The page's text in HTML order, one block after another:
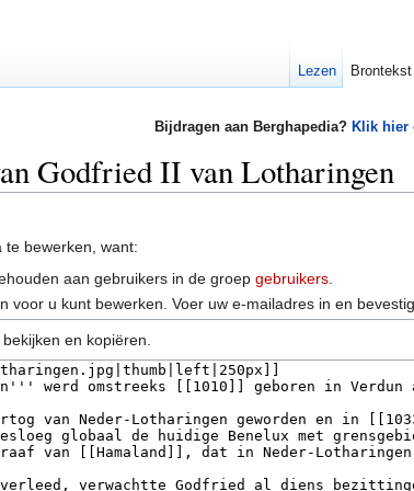
Bijdragen aan Berghapedia? Klik hier
Godfried II van Lotharingen
te bewerken, want:
aan gebruikers in de groepgebruikers
voor u kunt bewerken. Voer uw e-mailadres in en
en kopiëren.
Lezen